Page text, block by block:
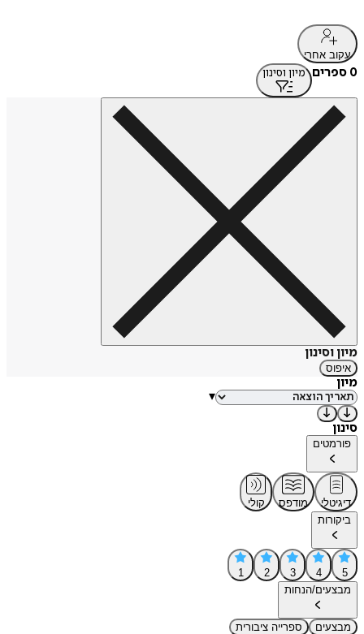
עקוב אחרי
0 ספרים מיון וסינון
מיון וסינון
איפוס
מיון
▾
סינון
פורמטים
דיגיטלי מודפס
קולי
ביקורות
5
4
3
2
1
מבצעים/הנחות
מבצעים
ספרייה ציבורית